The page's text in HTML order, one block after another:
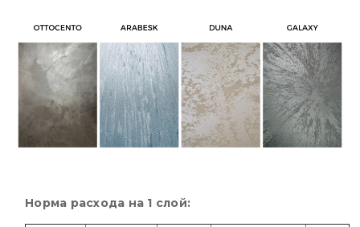
Норма расхода на 1 слой: